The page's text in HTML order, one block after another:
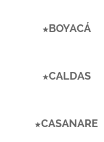
BOYACÁ
CALDAS
CASANARE